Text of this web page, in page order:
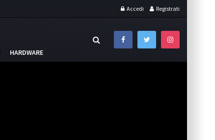
Accedi Registrati
HARDWARE